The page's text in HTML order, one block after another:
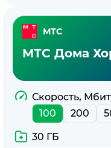
МТС
МТС Дома
Скорость,
100
200
30 ГБ